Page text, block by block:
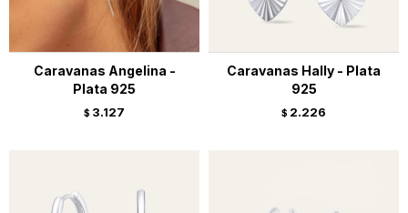
Caravanas Angelina -
Plata 925
$ 3.127
Caravanas Hally - Plata
925
$ 2.226